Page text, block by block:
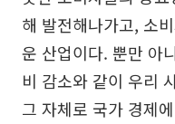
해 발전해나가고, 소
운 산업이다. 뿐만 아
비 감소와 같이 우리
그 자체로 국가 경제